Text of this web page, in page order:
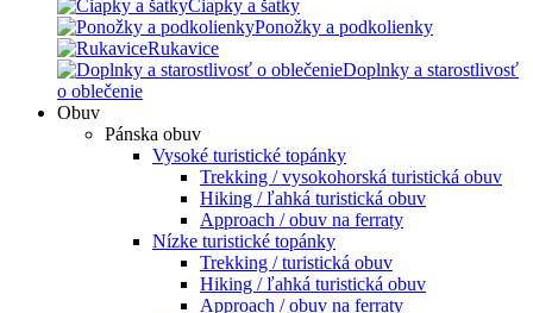
Čiapky a šatky
Ponožky a podkolienky
Rukavice
Doplnky a starostlivosť
o oblečenie
Obuv
Pánska obuv
Vysoké turistické topánky
Trekking / vysokohorská turistická obuv
Hiking / ľahká turistická obuv
Approach / obuv na ferraty
Nízke turistické topánky
Trekking / turistická obuv
Hiking / ľahká turistická obuv
Approach / obuv na ferraty